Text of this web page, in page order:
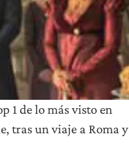
1 de lo más visto en
tras un viaje a Roma y